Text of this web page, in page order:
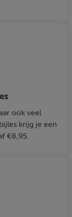
ook veel
krijg je een
€8,95.